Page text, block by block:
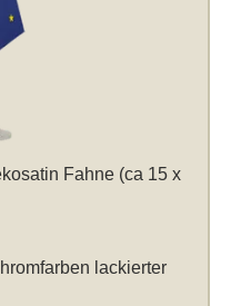
Fahne (ca 15 x
lackierter